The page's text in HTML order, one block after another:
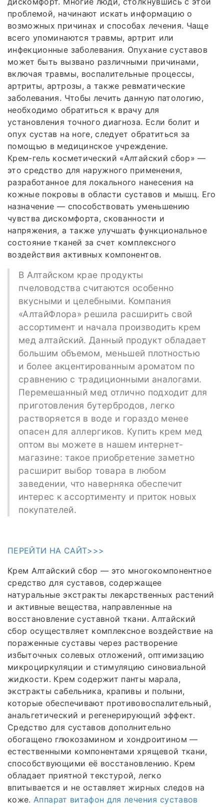
проблемой, начинают искать информацию о
возможных причинах и способах лечения. Чаще
всего упоминаются травмы, артрит или
инфекционные заболевания. Опухание суставов
может быть вызвано различными причинами,
включая травмы, воспалительные процессы,
артриты, артрозы, а также ревматические
заболевания. Чтобы лечить данную патологию,
необходимо обратиться к врачу для
установления точного диагноза. Если болит и
опух сустав на ноге, следует обратиться за
помощью в медицинское учреждение.
Крем-гель косметический «Алтайский сбор» —
это средство для наружного применения,
разработанное для локального нанесения на
кожные покровы в области суставов и мышц. Его
назначение — способствовать уменьшению
чувства дискомфорта, скованности и
напряжения, а также улучшать функциональное
состояние тканей за счет комплексного
воздействия активных компонентов.
В Алтайском крае продукты
пчеловодства считаются особенно
вкусными и целебными. Компания
«АлтайФлора» решила расширить свой
ассортимент и начала производить крем
мед алтайский. Данный продукт обладает
большим объемом, меньшей плотностью
и более акцентированным ароматом по
сравнению с традиционными аналогами.
Перемешанный мед отлично подходит для
приготовления бутербродов, легко
растворяется в воде и гораздо менее
опасен для аллергиков. Купить крем мед
оптом вы можете в нашем интернет-
магазине: такое приобретение заметно
расширит выбор товара в любом
заведении, что наверняка обеспечит
интерес к ассортименту и приток новых
покупателей.
ПЕРЕЙТИ НА САЙТ>>>
Крем Алтайский сбор — это многокомпонентное
средство для суставов, содержащее
натуральные экстракты лекарственных растений
и активные вещества, направленные на
восстановление суставной ткани. Алтайский
сбор осуществляет комплексное воздействие на
пораженные суставы через растворение
избыточных солевых отложений, оптимизацию
микроциркуляции и стимуляцию синовиальной
жидкости. Крем содержит панты марала,
экстракты сабельника, крапивы и полыни,
которые обеспечивают противовоспалительный,
анальгетический и регенерирующий эффект.
Средство для суставов дополнительно
обогащено глюкозамином и хондроитином —
естественными компонентами хрящевой ткани,
способствующими её восстановлению. Крем
обладает приятной текстурой, легко
впитывается и не оставляет жирных следов на
коже. Аппарат витафон для лечения суставов